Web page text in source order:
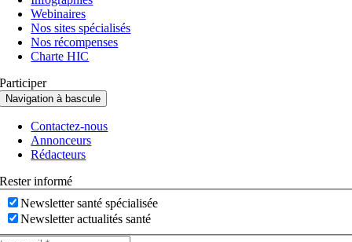
Webinaires
Nos sites spécialisés
Nos récompenses
Charte HIC
Participer
Navigation à bascule
Contactez-nous
Annonceurs
Rédacteurs
Rester informé
Newsletter santé spécialisée
Newsletter actualités santé